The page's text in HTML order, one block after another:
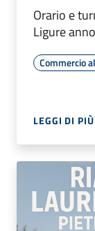
Orario e
Ligure
Commercio
LEGGI DI PIÙ